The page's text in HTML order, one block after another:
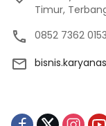
Timur,
0852 7362 0153